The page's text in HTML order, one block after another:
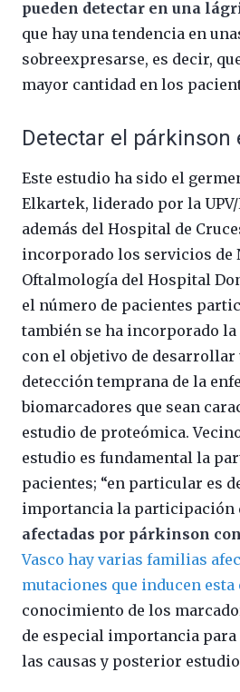
pueden detectar en una
que hay una tendencia en
sobreexpresarse, es decir,
mayor cantidad en los
Detectar el párkinson
Este estudio ha sido el
Elkartek, liderado por la UPV/
además del Hospital de
incorporado los servicios de
Oftalmología del Hospital
el número de pacientes
también se ha incorporado
con el objetivo de desarrollar
detección temprana de la
biomarcadores que sean
estudio de proteómica.
estudio es fundamental la
pacientes; “en particular es
importancia la participación
afectadas por párkinson
Vasco hay varias familias
mutaciones que inducen esta
conocimiento de los
de especial importancia
las causas y posterior